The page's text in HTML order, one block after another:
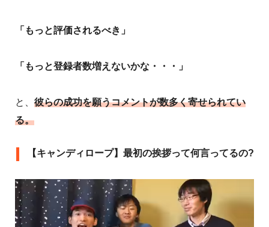
「もっと評価されるべき」
「もっと登録者数増えないかな・・・」
と、 彼らの成功を願うコメントが数多く寄せられてい
る。
【キャンディロープ】最初の挨拶って何言ってるの?